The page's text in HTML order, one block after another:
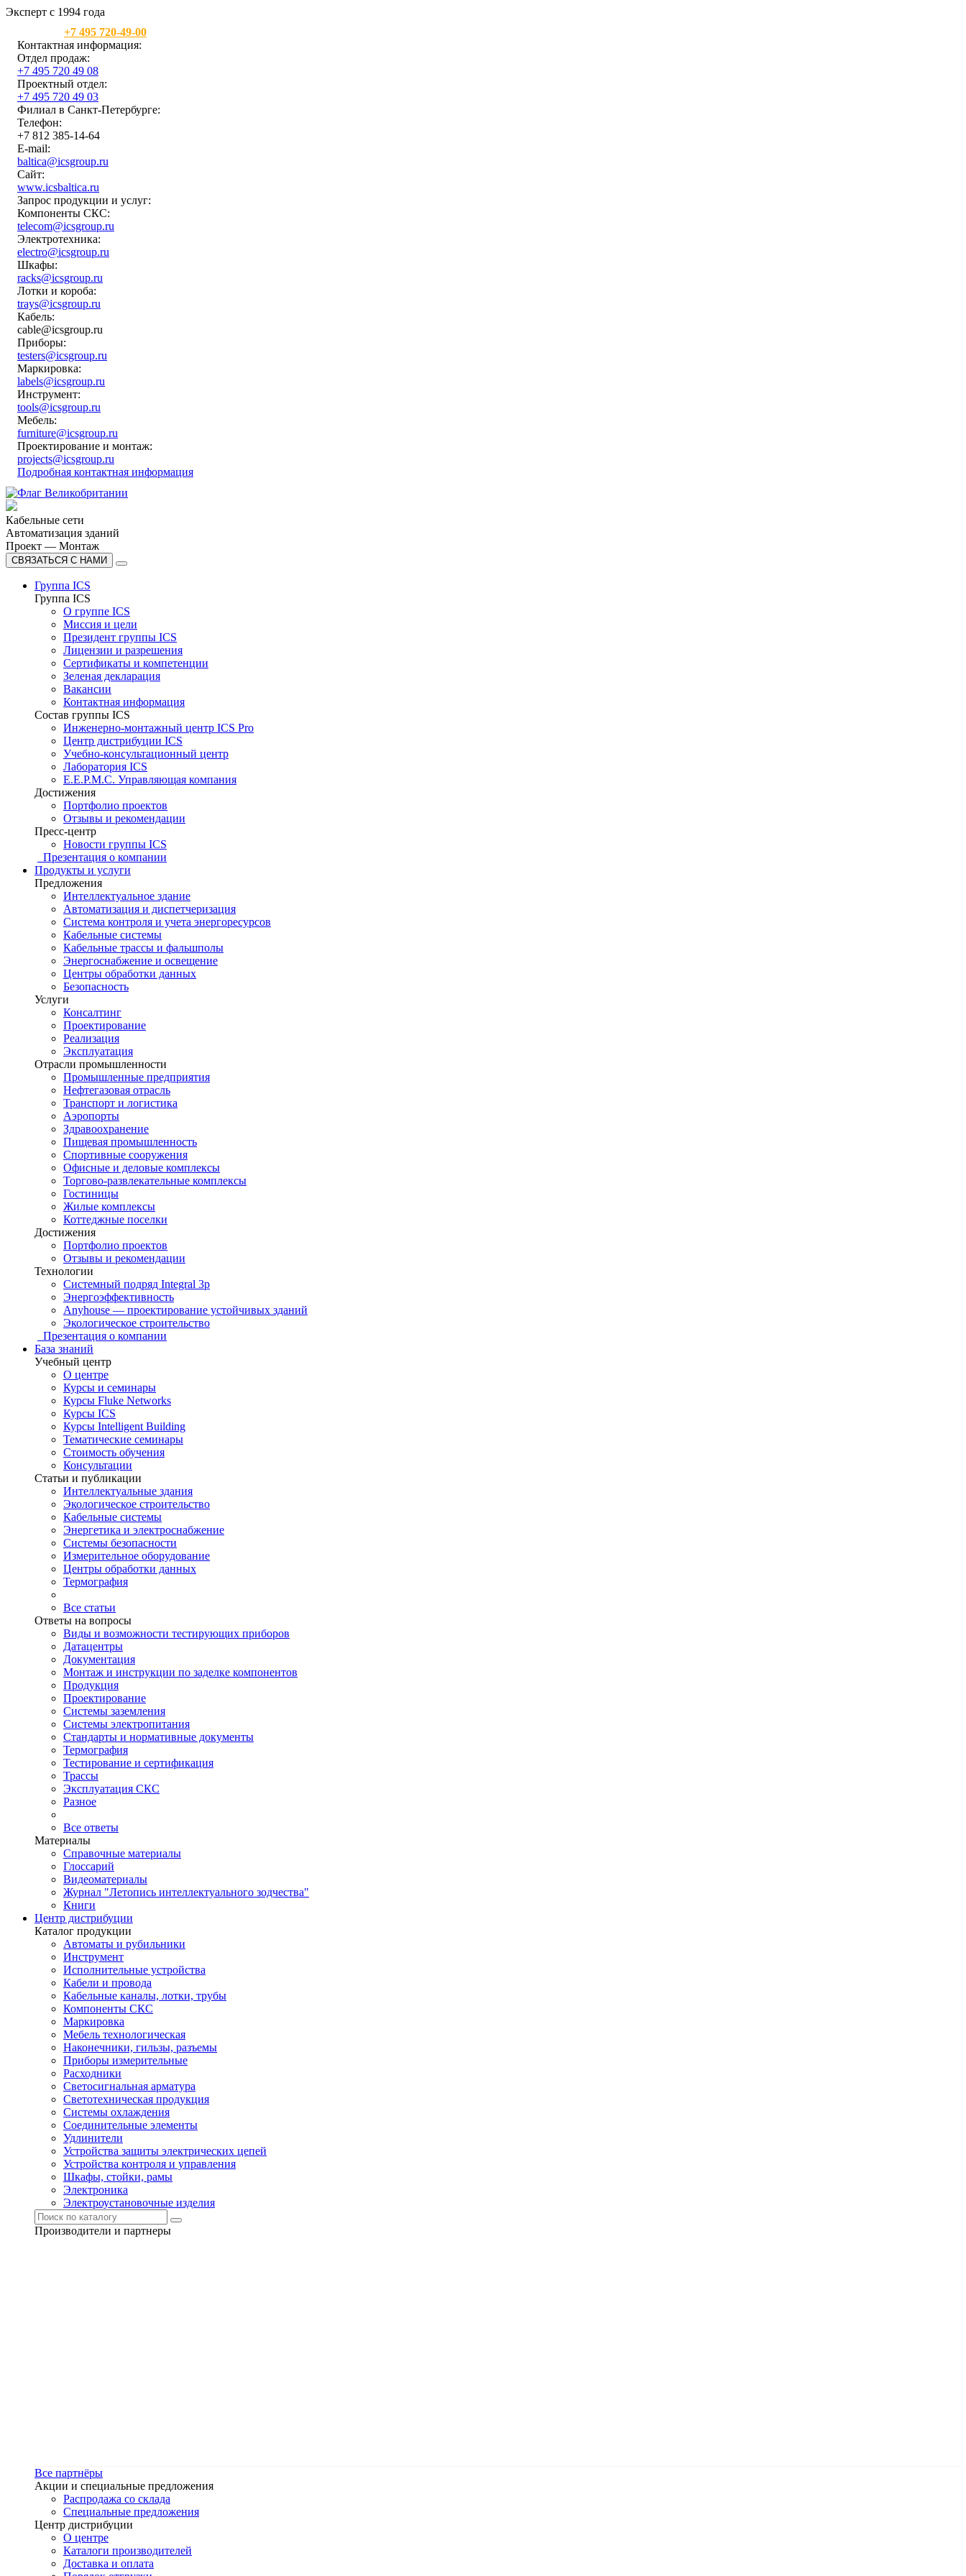
Эксперт с 1994 года
+7 495 720-49-00
Контактная информация:
Отдел продаж:
+7 495 720 49 08
Проектный отдел:
+7 495 720 49 03
Филиал в Санкт-Петербурге:
Телефон:
+7 812 385-14-64
E-mail:
baltica@icsgroup.ru
Сайт:
www.icsbaltica.ru
Запрос продукции и услуг:
Компоненты СКС:
telecom@icsgroup.ru
Электротехника:
electro@icsgroup.ru
Шкафы:
racks@icsgroup.ru
Лотки и короба:
trays@icsgroup.ru
Кабель:
cable@icsgroup.ru
Приборы:
testers@icsgroup.ru
Маркировка:
labels@icsgroup.ru
Инструмент:
tools@icsgroup.ru
Мебель:
furniture@icsgroup.ru
Проектирование и монтаж:
projects@icsgroup.ru
Подробная контактная информация
Кабельные сети
Автоматизация зданий
Проект — Монтаж
СВЯЗАТЬСЯ С НАМИ
Группа ICS
Группа ICS
О группе ICS
Миссия и цели
Президент группы ICS
Лицензии и разрешения
Сертификаты и компетенции
Зеленая декларация
Вакансии
Контактная информация
Состав группы ICS
Инженерно-монтажный центр ICS Pro
Центр дистрибуции ICS
Учебно-консультационный центр
Лаборатория ICS
E.E.P.M.C. Управляющая компания
Достижения
Портфолио проектов
Отзывы и рекомендации
Пресс-центр
Новости группы ICS
Презентация о компании
Продукты и услуги
Предложения
Интеллектуальное здание
Автоматизация и диспетчеризация
Система контроля и учета энергоресурсов
Кабельные системы
Кабельные трассы и фальшполы
Энергоснабжение и освещение
Центры обработки данных
Безопасность
Услуги
Консалтинг
Проектирование
Реализация
Эксплуатация
Отрасли промышленности
Промышленные предприятия
Нефтегазовая отрасль
Транспорт и логистика
Аэропорты
Здравоохранение
Пищевая промышленность
Спортивные сооружения
Офисные и деловые комплексы
Торгово-развлекательные комплексы
Гостиницы
Жилые комплексы
Коттеджные поселки
Достижения
Портфолио проектов
Отзывы и рекомендации
Технологии
Системный подряд Integral 3p
Энергоэффективность
Anyhouse — проектирование устойчивых зданий
Экологическое строительство
Презентация о компании
База знаний
Учебный центр
О центре
Курсы и семинары
Курсы Fluke Networks
Курсы ICS
Курсы Intelligent Building
Тематические семинары
Стоимость обучения
Консультации
Статьи и публикации
Интеллектуальные здания
Экологическое строительство
Кабельные системы
Энергетика и электроснабжение
Системы безопасности
Измерительное оборудование
Центры обработки данных
Термография
Все статьи
Ответы на вопросы
Виды и возможности тестирующих приборов
Датацентры
Документация
Монтаж и инструкции по заделке компонентов
Продукция
Проектирование
Системы заземления
Системы электропитания
Стандарты и нормативные документы
Термография
Тестирование и сертификация
Трассы
Эксплуатация СКС
Разное
Все ответы
Материалы
Справочные материалы
Глоссарий
Видеоматериалы
Журнал "Летопись интеллектуального зодчества"
Книги
Центр дистрибуции
Каталог продукции
Автоматы и рубильники
Инструмент
Исполнительные устройства
Кабели и провода
Кабельные каналы, лотки, трубы
Компоненты СКС
Маркировка
Мебель технологическая
Наконечники, гильзы, разъемы
Приборы измерительные
Расходники
Светосигнальная арматура
Светотехническая продукция
Системы охлаждения
Соединительные элементы
Удлинители
Устройства защиты электрических цепей
Устройства контроля и управления
Шкафы, стойки, рамы
Электроника
Электроустановочные изделия
Производители и партнеры
Все партнёры
Акции и специальные предложения
Распродажа со склада
Специальные предложения
Центр дистрибуции
О центре
Каталоги производителей
Доставка и оплата